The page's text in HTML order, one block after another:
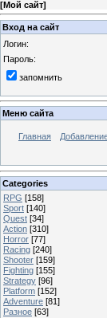
[Мой сайт]
Вход на сайт
Логин:
Пароль:
запомнить
Меню сайта
Главная
Categories
RPG [158]
Sport [140]
Quest [34]
Action [310]
Horror [77]
Racing [240]
Shooter [159]
Fighting [155]
Strategy [96]
Platform [152]
Adventure [81]
Разное [63]